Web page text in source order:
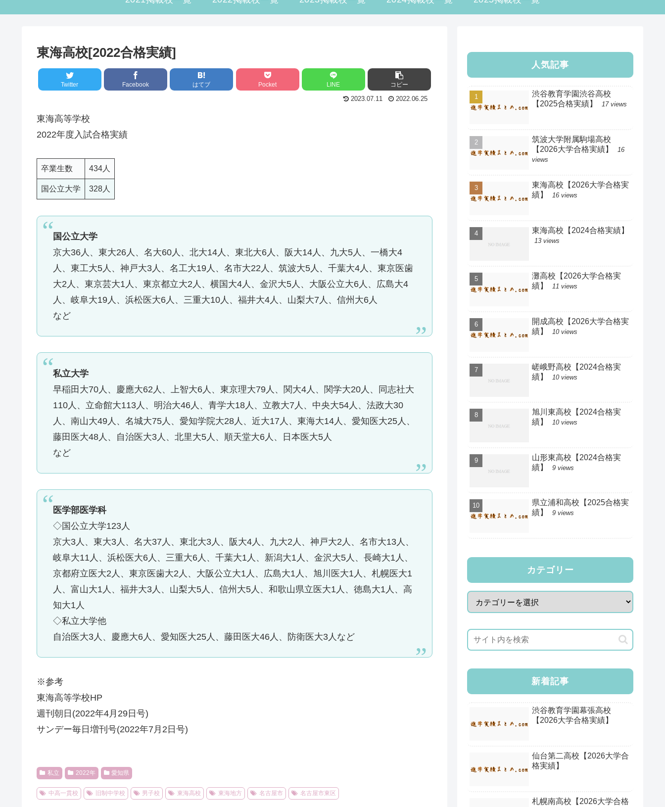
東海高校[2022合格実績]
Twitter Facebook はてブ Pocket LINE コピー
2023.07.11 2022.06.25
東海高等学校
2022年度入試合格実績
卒業生数 434人
国公立大学 328人
国公立大学
京大36人、東大26人、名大60人、北大14人、東北大6人、阪大14人、九大5人、一橋大4
人、東工大5人、神戸大3人、名工大19人、名市大22人、筑波大5人、千葉大4人、東京医歯
大2人、東京芸大1人、東京都立大2人、横国大4人、金沢大5人、大阪公立大6人、広島大4
人、岐阜大19人、浜松医大6人、三重大10人、福井大4人、山梨大7人、信州大6人
など
私立大学
早稲田大70人、慶應大62人、上智大6人、東京理大79人、関大4人、関学大20人、同志社大
110人、立命館大113人、明治大46人、青学大18人、立教大7人、中央大54人、法政大30
人、南山大49人、名城大75人、愛知学院大28人、近大17人、東海大14人、愛知医大25人、
藤田医大48人、自治医大3人、北里大5人、順天堂大6人、日本医大5人
など
医学部医学科
◇国公立大学123人
京大3人、東大3人、名大37人、東北大3人、阪大4人、九大2人、神戸大2人、名市大13人、
岐阜大11人、浜松医大6人、三重大6人、千葉大1人、新潟大1人、金沢大5人、長崎大1人、
京都府立医大2人、東京医歯大2人、大阪公立大1人、広島大1人、旭川医大1人、札幌医大1
人、富山大1人、福井大3人、山梨大5人、信州大5人、和歌山県立医大1人、徳島大1人、高
知大1人
◇私立大学他
自治医大3人、慶應大6人、愛知医大25人、藤田医大46人、防衛医大3人など
※参考
東海高等学校HP
週刊朝日(2022年4月29日号)
サンデー毎日増刊号(2022年7月2日号)
私立 2022年 愛知県
中高一貫校 旧制中学校 男子校 東海高校 東海地方 名古屋市 名古屋市東区
人気記事
渋谷教育学園渋谷高校
【2025合格実績】
17 views
筑波大学附属駒場高校
【2026大学合格実績】
16
views
東海高校【2026大学合格実
績】
16 views
東海高校【2024合格実績】
13 views
灘高校【2026大学合格実
績】
11 views
開成高校【2026大学合格実
績】
10 views
嵯峨野高校【2024合格実
績】
10 views
旭川東高校【2024合格実
績】
10 views
山形東高校【2024合格実
績】
9 views
県立浦和高校【2025合格実
績】
9 views
カテゴリー
新着記事
渋谷教育学園幕張高校
【2026大学合格実績】
仙台第二高校【2026大学合
格実績】
札幌南高校【2026大学合格